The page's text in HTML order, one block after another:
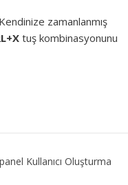
zamanlanmış
tuş kombinasyonunu
Kullanıcı Oluşturma